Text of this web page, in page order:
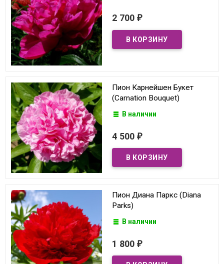
2 700 ₽
Пион Карнейшен Букет
(Carnation Bouquet)
В наличии
4 500 ₽
Пион Диана Паркс (Diana
Parks)
В наличии
1 800 ₽